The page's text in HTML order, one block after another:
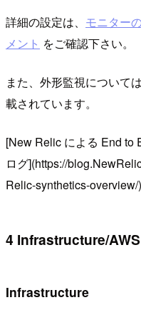
詳細の設定は、 モニター
メント をご確認下さい。
また、外形監視について
載されています。
[New Relic による End to
ログ](https://
Relic-synthetics-overview/)
4 Infrastructure/
Infrastructure